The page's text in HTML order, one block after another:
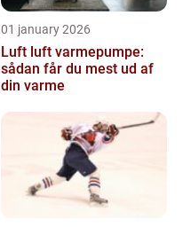
01 january 2026
Luft luft varmepumpe:
sådan får du mest ud af
din varme